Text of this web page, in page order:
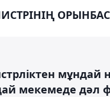
мұндай
мекемеде дәл